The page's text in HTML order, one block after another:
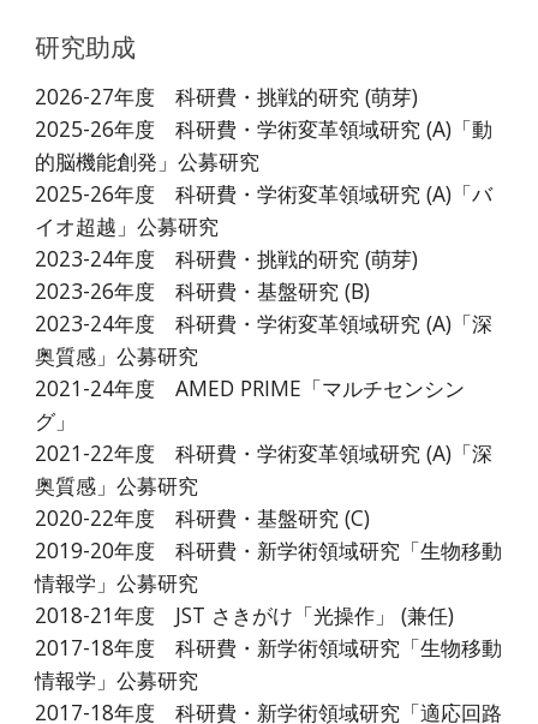
研究助成
2026-27年度 科研費・挑戦的研究 (萌芽)
2025-26年度 科研費・学術変革領域研究 (A)「動
的脳機能創発」公募研究
2025-26年度 科研費・学術変革領域研究 (A)「バ
イオ超越 」公募研究
2023-24年度 科研費・挑戦的研究 (萌芽)
2023-26年度 科研費・基盤研究 (B)
2023-24年度科研費・学術変革領域研究 (A)「深
奥質感」公募研究
2021-24年度 AMED PRIME「マルチセンシン
グ」
2021-22年度 科研費・学術変革領域研究 (A)「深
奥質感」公募研究
2020-22年度 科研費・基盤研究 (C)
2019-20年度 科研費・新学術領域研究「生物移動
情報学」公募研究
2018-21年度 JST さきがけ「光操作」 (兼任)
2017-18年度 科研費・新学術領域研究「生物移動
情報学」公募研究
2017-18年度 科研費・新学術領域研究「適応回路